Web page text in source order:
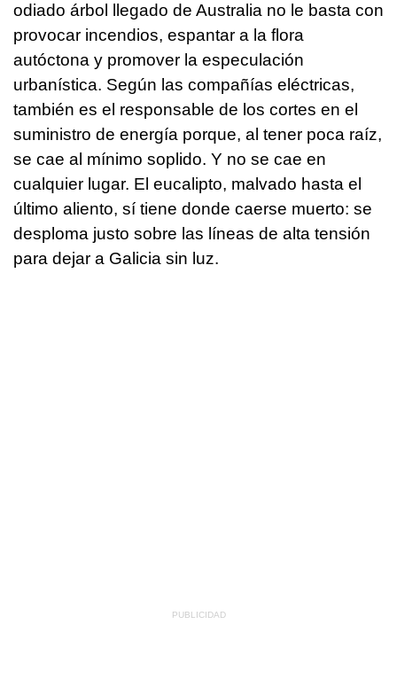
odiado árbol llegado de Australia no le basta con
provocar incendios, espantar a la flora
autóctona y promover la especulación
urbanística. Según las compañías eléctricas,
también es el responsable de los cortes en el
suministro de energía porque, al tener poca raíz,
se cae al mínimo soplido. Y no se cae en
cualquier lugar. El eucalipto, malvado hasta el
último aliento, sí tiene donde caerse muerto: se
desploma justo sobre las líneas de alta tensión
para dejar a Galicia sin luz.